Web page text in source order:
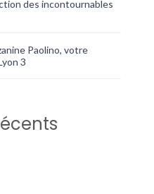
des incontournables
Paolino, votre
3